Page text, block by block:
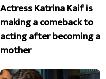
Actress Katrina Kaif is
making a comeback to
acting after becoming a
mother